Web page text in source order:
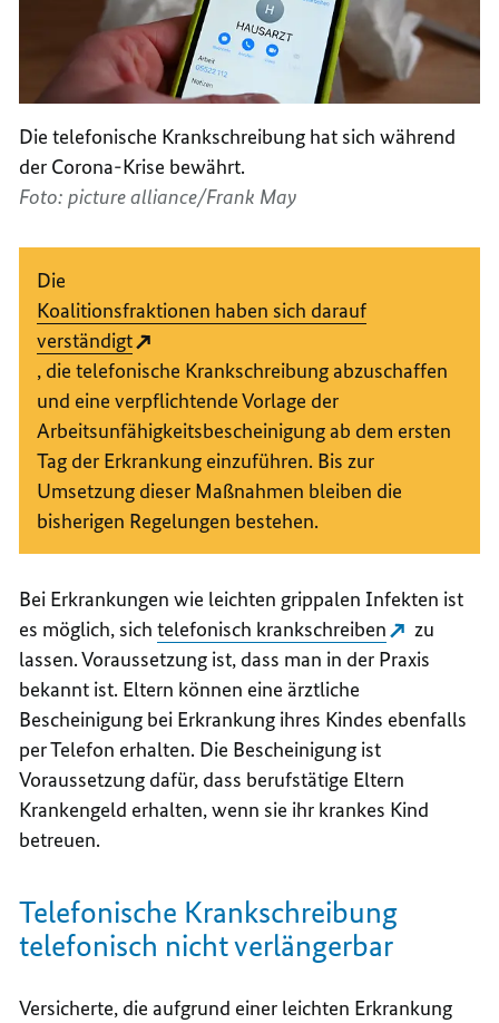
Die telefonische Krankschreibung hat sich während
der Corona-Krise bewährt.
Foto: picture alliance/Frank May
Die
Koalitionsfraktionen haben sich darauf
verständigt
, die telefonische Krankschreibung abzuschaffen
und eine verpflichtende Vorlage der
Arbeitsunfähigkeitsbescheinigung ab dem ersten
Tag der Erkrankung einzuführen. Bis zur
Umsetzung dieser Maßnahmen bleiben die
bisherigen Regelungen bestehen.
Bei Erkrankungen wie leichten grippalen Infekten ist
es möglich, sichtelefonisch krankschreiben
zu
lassen. Voraussetzung ist, dass man in der Praxis
bekannt ist. Eltern können eine ärztliche
Bescheinigung bei Erkrankung ihres Kindes ebenfalls
per Telefon erhalten. Die Bescheinigung ist
Voraussetzung dafür, dass berufstätige Eltern
Krankengeld erhalten, wenn sie ihr krankes Kind
betreuen.
Telefonische Krankschreibung
telefonisch nicht verlängerbar
Versicherte, die aufgrund einer leichten Erkrankung